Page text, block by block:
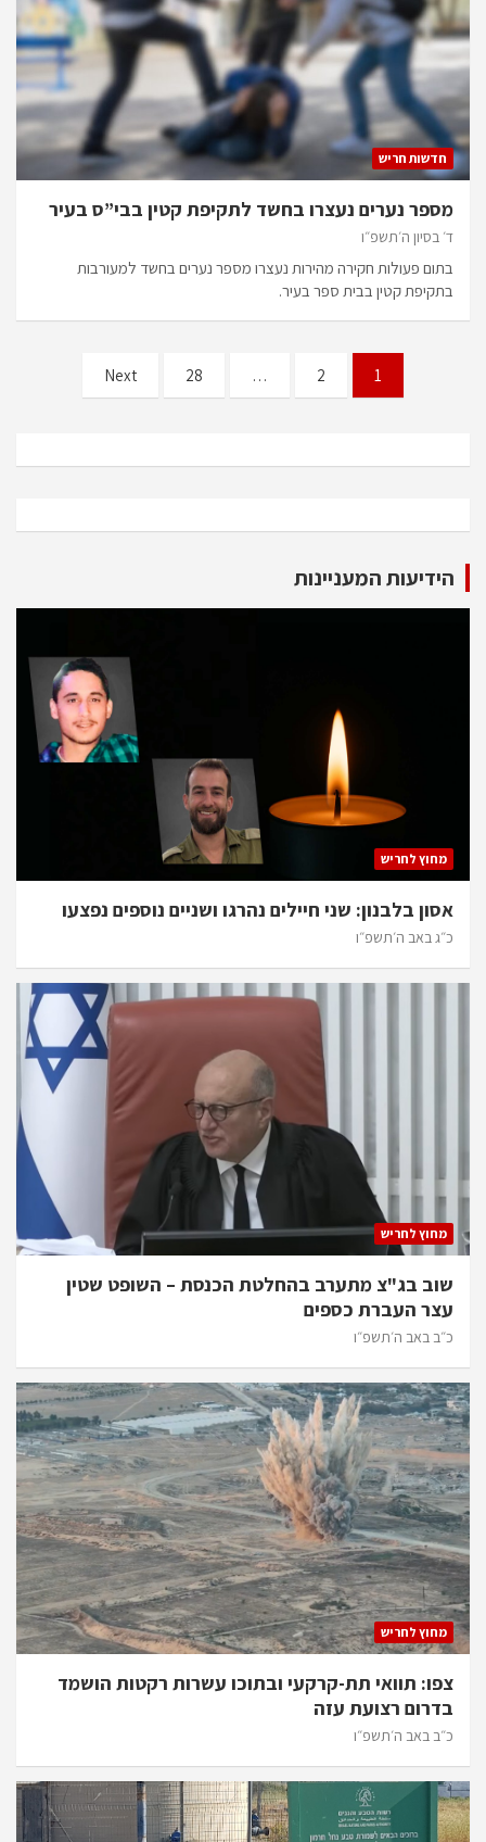
חדשות חריש
מספר נערים נעצרו בחשד לתקיפת קטין בבי”ס בעיר
ד׳ בסיון ה׳תשפ״ו
בתום פעולות חקירה מהירות נעצרו מספר נערים בחשד למעורבות
בתקיפת קטין בבית ספר בעיר.
pagination
1
2
…
28
Next
הידיעות המעניינות
מחוץ לחריש
אסון בלבנון: שני חיילים נהרגו ושניים נוספים נפצעו
כ״ג באב ה׳תשפ״ו
מחוץ לחריש
שוב בג"צ מתערב בהחלטת הכנסת – השופט שטין
עצר העברת כספים
כ״ב באב ה׳תשפ״ו
מחוץ לחריש
צפו: תוואי תת-קרקעי ובתוכו עשרות רקטות הושמד
בדרום רצועת עזה
כ״ב באב ה׳תשפ״ו